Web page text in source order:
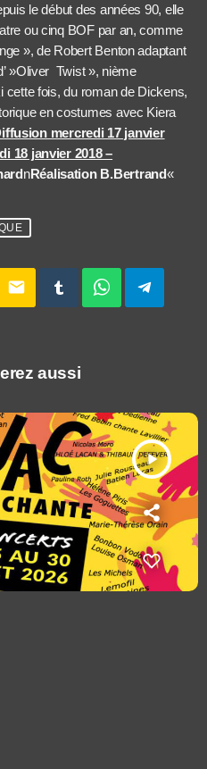
le début des années 90, elle
ou cinq BOF par an, comme
», de Robert Benton adaptant
»Oliver Twist », nième
cette fois, du roman de Dickens,
en costumes avec Kiera
mercredi 17 janvier
18 janvier 2018 –
nRéalisation B.Bertrand«
email
aussi
play_arrow